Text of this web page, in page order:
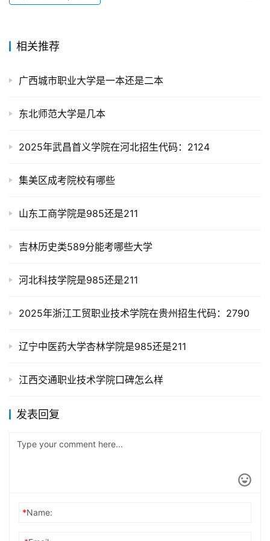
相关推荐
广西城市职业大学是一本还是二本
东北师范大学是几本
2025年武昌首义学院在河北招生代码：2124
集美区成考院校有哪些
山东工商学院是985还是211
吉林历史类589分能考哪些大学
河北科技学院是985还是211
2025年浙江工贸职业技术学院在贵州招生代码：2790
辽宁中医药大学杏林学院是985还是211
江西交通职业技术学院口碑怎么样
发表回复
*Name: